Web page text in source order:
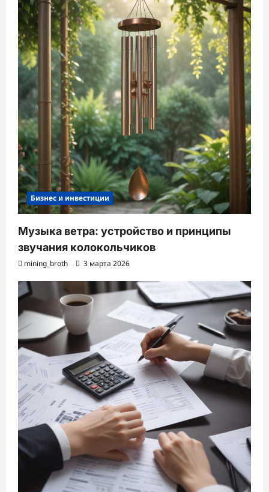
Бизнес и инвестиции
Музыка ветра: устройство и принципы
звучания колокольчиков
mining_broth 3 марта 2026